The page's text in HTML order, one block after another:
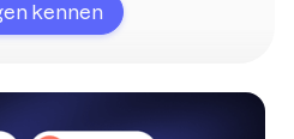
kennen